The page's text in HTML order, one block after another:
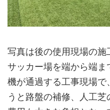
写真は後の使用現場の施
サッカー場を端から端
機が通過する工事現場で
うと路盤の補修、人工